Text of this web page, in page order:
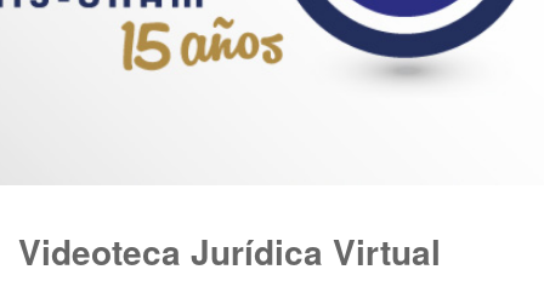
Videoteca Jurídica Virtual